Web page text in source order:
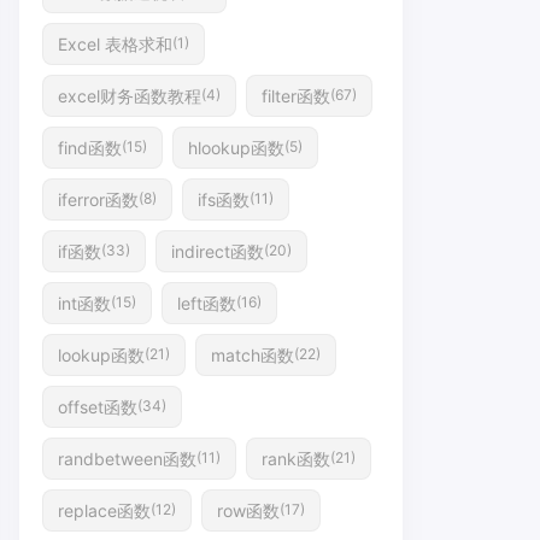
Excel 表格求和(1)
excel财务函数教程(4) filter函数(67)
find函数(15) hlookup函数(5)
iferror函数(8) ifs函数(11)
if函数(33) indirect函数(20)
int函数(15) left函数(16)
lookup函数(21) match函数(22)
offset函数(34)
randbetween函数(11) rank函数(21)
replace函数(12) row函数(17)